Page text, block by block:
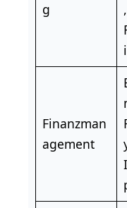
g
,
Finanzman
agement